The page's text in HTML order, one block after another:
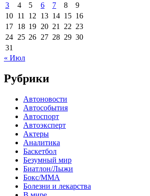
3
4 5 6 7 8
9
10 11 12 13 14 15 16
17 18 19 20 21 22 23
24 25 26 27 28 29 30
31
« Июл
Рубрики
Автоновости
Автособытия
Автоспорт
Автоэксперт
Актеры
Аналитика
Баскетбол
Безумный мир
Биатлон/Лыжи
Бокс/MMA
Болезни и лекарства